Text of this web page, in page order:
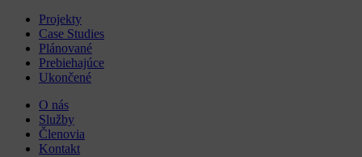
Projekty
Case Studies
Plánované
Prebiehajúce
Ukončené
O nás
Služby
Členovia
Kontakt